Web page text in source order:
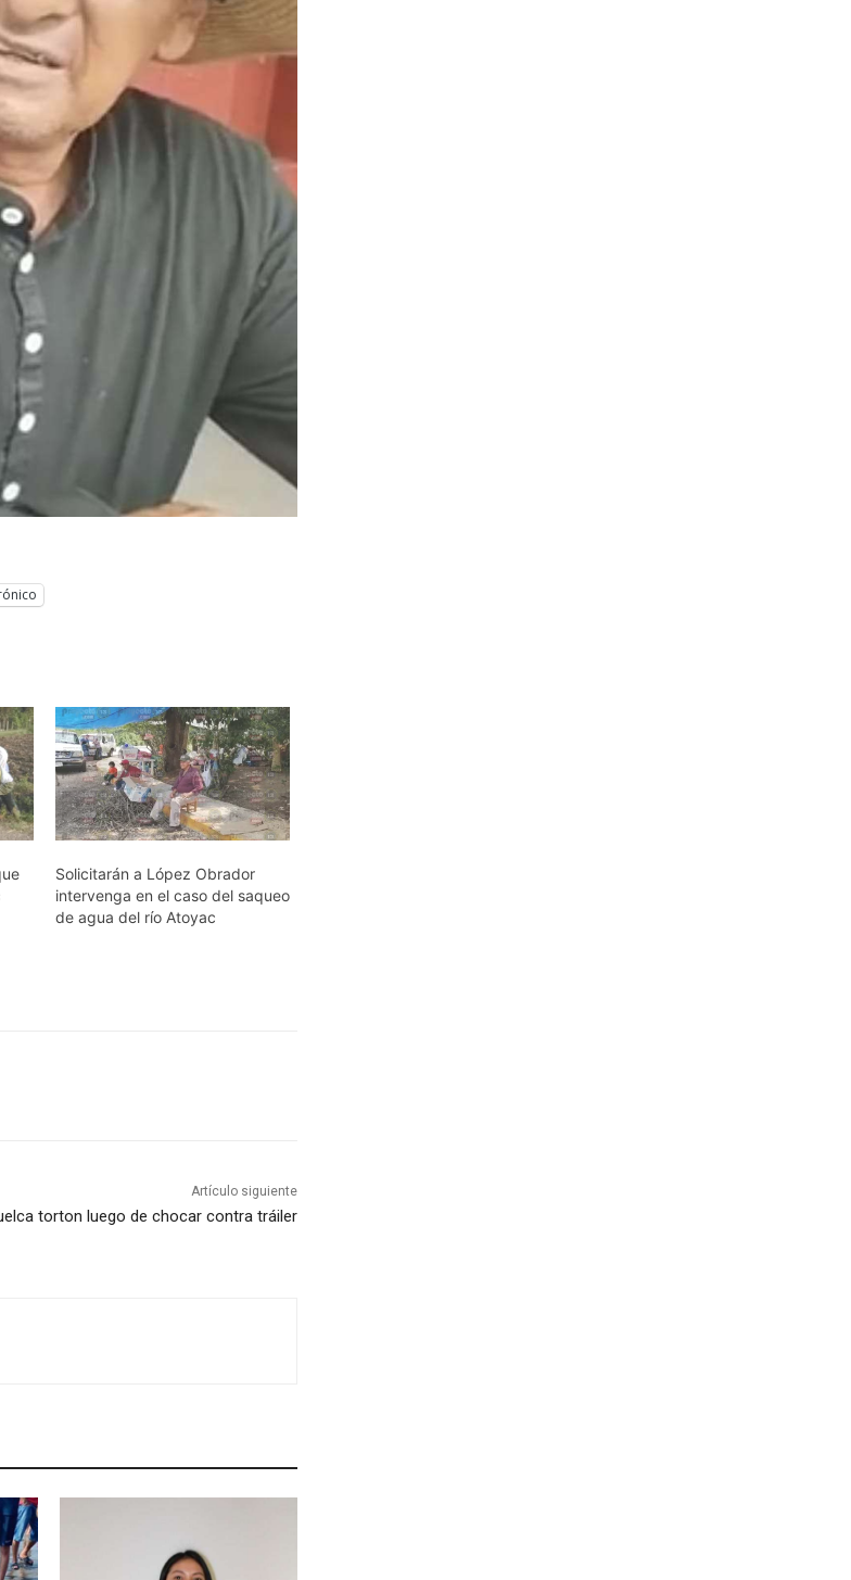
Solicitarán a López Obrador
intervenga en el caso del saqueo
de agua del río Atoyac
Artículo siguiente
torton luego de chocar contra tráiler